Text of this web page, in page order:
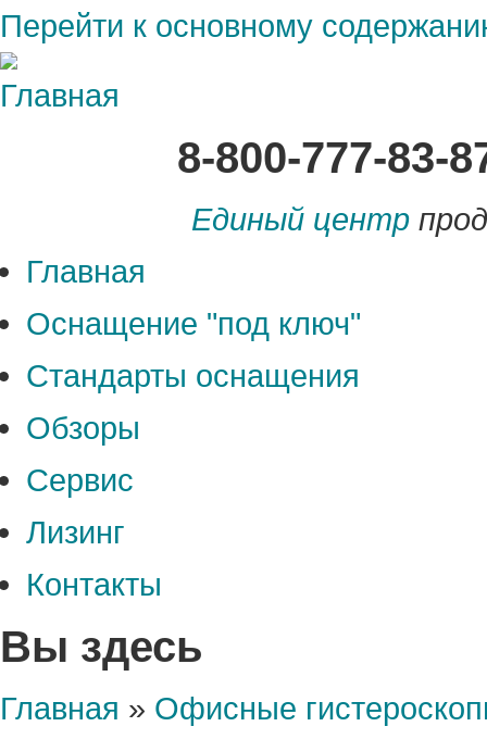
Перейти к основному
8-800-777-
Единый центр
Главная
Оснащение "под ключ"
Стандарты оснащения
Обзоры
Сервис
Лизинг
Контакты
Вы здесь
Главная » Офисные